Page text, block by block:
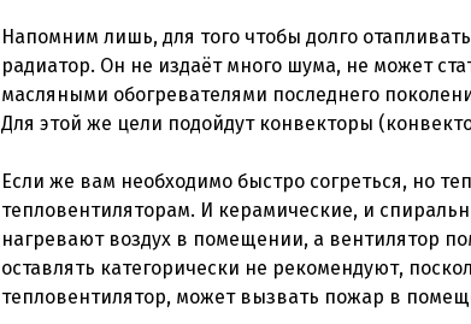
Напомним лишь, для того чтобы долго
радиатор. Он не издаёт много шума, не может
масляными обогревателями последнего
Для этой же цели подойдут конвекторы
Если же вам необходимо быстро согреться, но
тепловентиляторам. И керамические, и
нагревают воздух в помещении, а вентилятор
оставлять категорически не рекомендуют,
тепловентилятор, может вызвать пожар в